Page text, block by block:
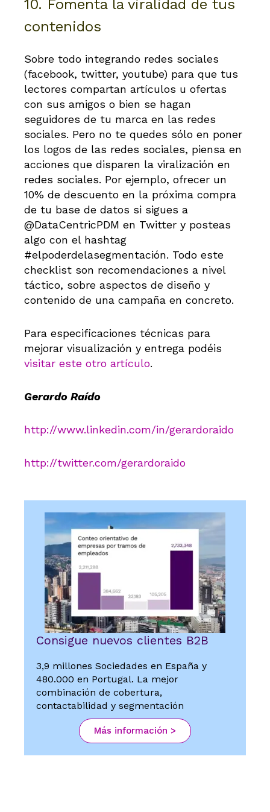
10. Fomenta la viralidad de tus
contenidos
Sobre todo integrando redes sociales
(facebook, twitter, youtube) para que tus
lectores compartan artículos u ofertas
con sus amigos o bien se hagan
seguidores de tu marca en las redes
sociales. Pero no te quedes sólo en poner
los logos de las redes sociales, piensa en
acciones que disparen la viralización en
redes sociales. Por ejemplo, ofrecer un
10% de descuento en la próxima compra
de tu base de datos si sigues a
@DataCentricPDM en Twitter y posteas
algo con el hashtag
#elpoderdelasegmentación. Todo este
checklist son recomendaciones a nivel
táctico, sobre aspectos de diseño y
contenido de una campaña en concreto.
Para especificaciones técnicas para
mejorar visualización y entrega podéis
visitar este otro artículo.
Gerardo Raído
http://www.linkedin.com/in/gerardoraido
http://twitter.com/gerardoraido
Consigue nuevos clientes B2B
3,9 millones Sociedades en España y
480.000 en Portugal. La mejor
combinación de cobertura,
contactabilidad y segmentación
Más información >